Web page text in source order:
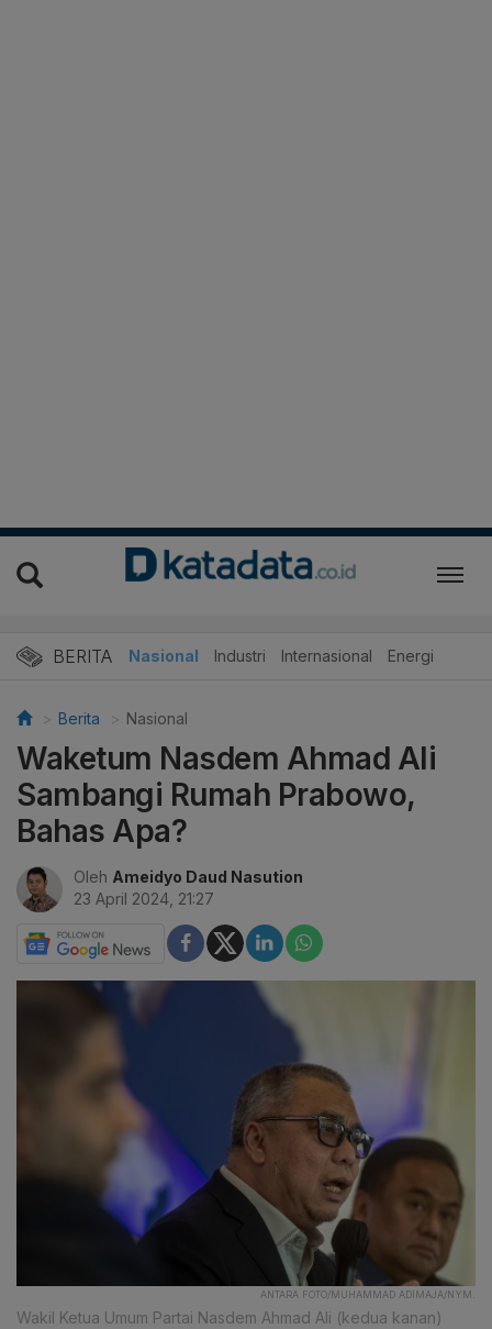
BERITA Nasional Industri Internasional Energi
Berita Nasional
Waketum Nasdem Ahmad Ali
Sambangi Rumah Prabowo,
Bahas Apa?
Oleh Ameidyo Daud Nasution
23 April 2024, 21:27
ANTARA FOTO/MUHAMMAD ADIMAJA/NYM.
Wakil Ketua Umum Partai Nasdem Ahmad Ali (kedua kanan)